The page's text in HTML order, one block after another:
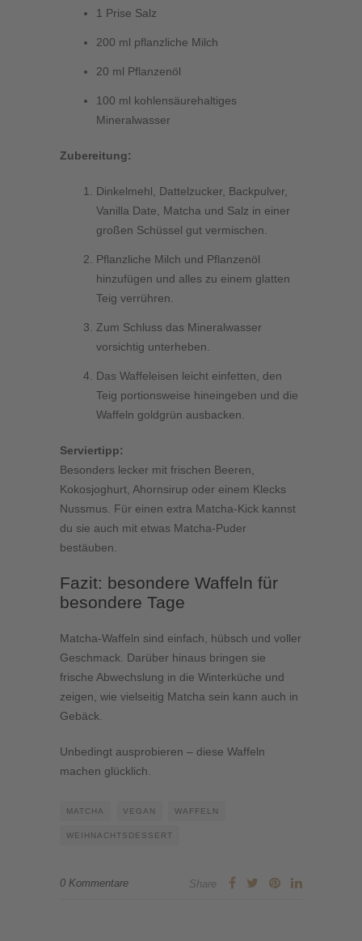
1 Prise Salz
200 ml pflanzliche Milch
20 ml Pflanzenöl
100 ml kohlensäurehaltiges
Mineralwasser
Zubereitung:
Dinkelmehl, Dattelzucker, Backpulver,
Vanilla Date, Matcha und Salz in einer
großen Schüssel gut vermischen.
Pflanzliche Milch und Pflanzenöl
hinzufügen und alles zu einem glatten
Teig verrühren.
Zum Schluss das Mineralwasser
vorsichtig unterheben.
Das Waffeleisen leicht einfetten, den
Teig portionsweise hineingeben und die
Waffeln goldgrün ausbacken.
Serviertipp:
Besonders lecker mit frischen Beeren,
Kokosjoghurt, Ahornsirup oder einem Klecks
Nussmus. Für einen extra Matcha-Kick kannst
du sie auch mit etwas Matcha-Puder
bestäuben.
Fazit: besondere Waffeln für
besondere Tage
Matcha-Waffeln sind einfach, hübsch und voller
Geschmack. Darüber hinaus bringen sie
frische Abwechslung in die Winterküche und
zeigen, wie vielseitig Matcha sein kann auch in
Gebäck.
Unbedingt ausprobieren – diese Waffeln
machen glücklich.
MATCHA VEGAN WAFFELN
WEIHNACHTSDESSERT
0 Kommentare Share